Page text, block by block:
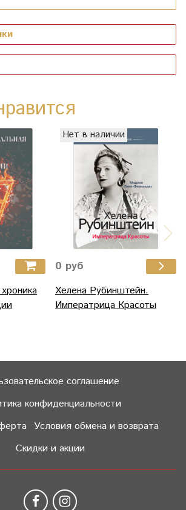
Нет в наличии
0 руб
Хелена Рубинштейн.
Императрица Красоты
соглашение
конфиденциальности
Условия обмена и возврата
Скидки и акции